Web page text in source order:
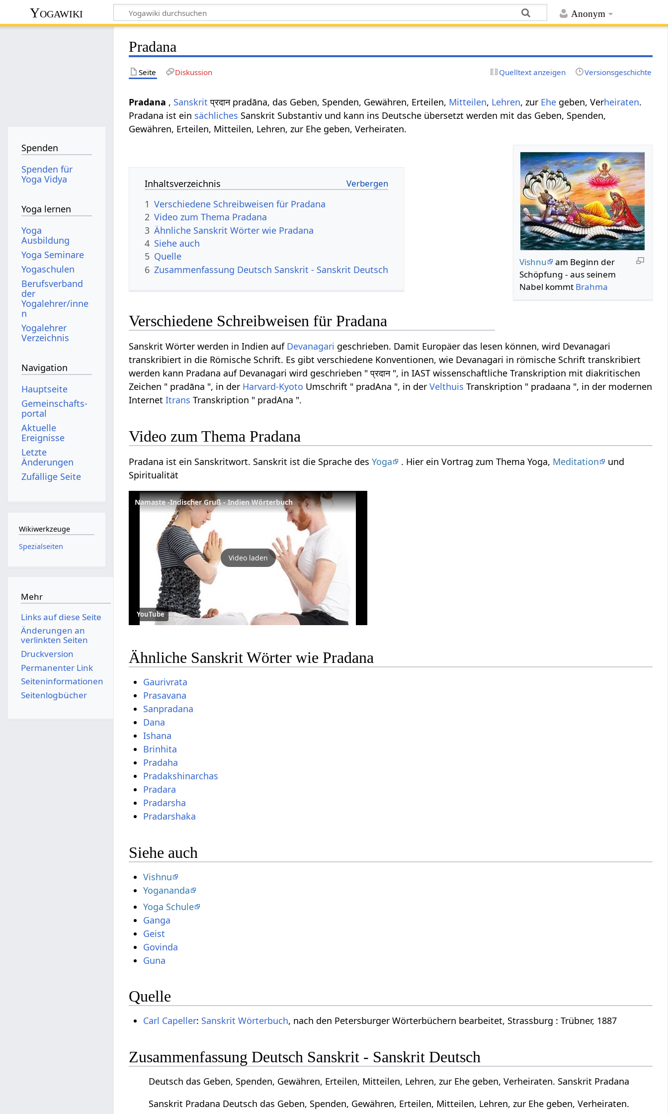
Anonym
Yogawiki
Pradana
Seite Diskussion Quelltext anzeigen Versionsgeschichte
Pradana , Sanskrit प्रदान pradāna, das Geben, Spenden, Gewähren, Erteilen, Mitteilen, Lehren, zur Ehe geben, Verheiraten.
Pradana ist ein sächliches Sanskrit Substantiv und kann ins Deutsche übersetzt werden mit das Geben, Spenden,
Gewähren, Erteilen, Mitteilen, Lehren, zur Ehe geben, Verheiraten.
Vishnu
am Beginn der
Schöpfung - aus seinem
Nabel kommt Brahma
Inhaltsverzeichnis
1 Verschiedene Schreibweisen für Pradana
2 Video zum Thema Pradana
3 Ähnliche Sanskrit Wörter wie Pradana
4 Siehe auch
5 Quelle
6 Zusammenfassung Deutsch Sanskrit - Sanskrit Deutsch
Verschiedene Schreibweisen für Pradana
Sanskrit Wörter werden in Indien auf Devanagari geschrieben. Damit Europäer das lesen können, wird Devanagari
transkribiert in die Römische Schrift. Es gibt verschiedene Konventionen, wie Devanagari in römische Schrift transkribiert
werden kann Pradana auf Devanagari wird geschrieben " प्रदान ", in IAST wissenschaftliche Transkription mit diakritischen
Zeichen " pradāna ", in der Harvard-Kyoto Umschrift " pradAna ", in derVelthuis Transkription " pradaana ", in der modernen
InternetItrans Transkription " pradAna ".
Video zum Thema Pradana
Pradana ist ein Sanskritwort. Sanskrit ist die Sprache desYoga . Hier ein Vortrag zum Thema Yoga, Meditation
und
Spiritualität
Namaste -Indischer Gruß - Indien Wörterbuch
Video laden
YouTube
Ähnliche Sanskrit Wörter wie Pradana
Gaurivrata
Prasavana
Sanpradana
Dana
Ishana
Brinhita
Pradaha
Pradakshinarchas
Pradara
Pradarsha
Pradarshaka
Siehe auch
Vishnu
Yogananda
Yoga Schule
Ganga
Geist
Govinda
Guna
Quelle
Carl Capeller: Sanskrit Wörterbuch, nach den Petersburger Wörterbüchern bearbeitet, Strassburg : Trübner, 1887
Zusammenfassung Deutsch Sanskrit - Sanskrit Deutsch
Deutsch das Geben, Spenden, Gewähren, Erteilen, Mitteilen, Lehren, zur Ehe geben, Verheiraten. Sanskrit Pradana
Sanskrit Pradana Deutsch das Geben, Spenden, Gewähren, Erteilen, Mitteilen, Lehren, zur Ehe geben, Verheiraten.
Spenden
Spenden für
Yoga Vidya
Yoga lernen
Yoga
Ausbildung
Yoga Seminare
Yogaschulen
Berufsverband
der
Yogalehrer/inne
n
Yogalehrer
Verzeichnis
Navigation
Hauptseite
Gemeinschafts­
portal
Aktuelle
Ereignisse
Letzte
Änderungen
Zufällige Seite
Wikiwerkzeuge
Spezialseiten
Mehr
Links auf diese Seite
Änderungen an
verlinkten Seiten
Druckversion
Permanenter Link
Seiten­­informationen
Seitenlogbücher